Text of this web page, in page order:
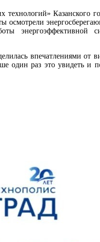
Казанского
осмотрели
впечатлениями от
один раз это увидеть и